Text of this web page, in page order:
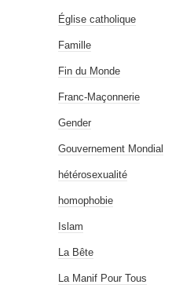
Église catholique
Famille
Fin du Monde
Franc-Maçonnerie
Gender
Gouvernement Mondial
hétérosexualité
homophobie
Islam
La Bête
La Manif Pour Tous